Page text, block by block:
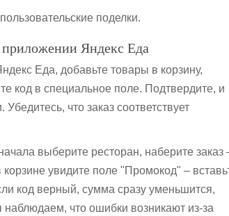
поделки.
приложении Яндекс Еда
Еда, добавьте товары в корзину,
код в специальное поле. Подтвердите, и
что заказ соответствует
выберите ресторан, наберите заказ
увидите поле "Промокод" –
код верный, сумма сразу уменьшится,
что ошибки возникают из-за